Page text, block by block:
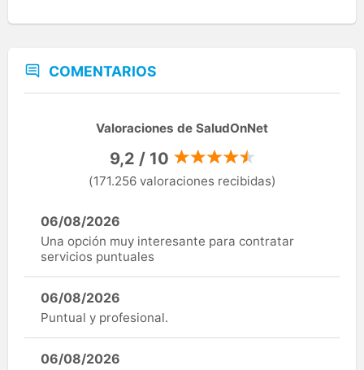
COMENTARIOS
Valoraciones de SaludOnNet
9,2 / 10
(171.256 valoraciones recibidas)
06/08/2026
Una opción muy interesante para contratar
servicios puntuales
06/08/2026
Puntual y profesional.
06/08/2026